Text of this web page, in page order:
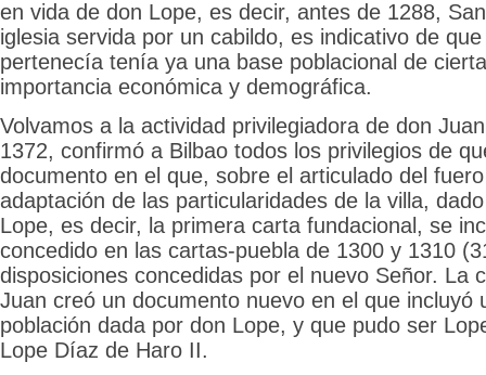
en vida de don Lope, es decir, antes de 1288,
iglesia servida por un cabildo, es indicativo de
pertenecía tenía ya una base poblacional de
importancia económica y demográfica.
Volvamos a la actividad privilegiadora de don
1372, confirmó a Bilbao todos los privilegios de
documento en el que, sobre el articulado del
adaptación de las particularidades de la villa,
Lope, es decir, la primera carta fundacional, se
concedido en las cartas-puebla de 1300 y 1310
disposiciones concedidas por el nuevo Señor. La
Juan creó un documento nuevo en el que incluyó
población dada por don Lope, y que pudo ser
Lope Díaz de Haro II.